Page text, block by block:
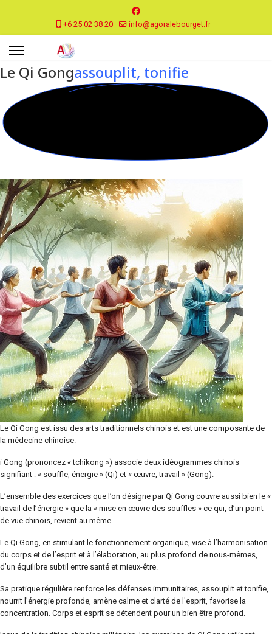
+6 25 02 38 20 info@agoralebourget.fr
Le Qi Gongassouplit, tonifie
Le Qi Gong est issu des arts traditionnels chinois et est une composante de
la médecine chinoise.
i Gong (prononcez « tchikong ») associe deux idéogrammes chinois
signifiant : « souffle, énergie » (Qi) et « œuvre, travail » (Gong).
L’ensemble des exercices que l’on désigne par Qi Gong couvre aussi bien le «
travail de l’énergie » que la « mise en œuvre des souffles » ce qui, d’un point
de vue chinois, revient au même.
Le Qi Gong, en stimulant le fonctionnement organique, vise à l’harmonisation
du corps et de l’esprit et à l’élaboration, au plus profond de nous-mêmes,
d’un équilibre subtil entre santé et mieux-être.
Sa pratique régulière renforce les défenses immunitaires, assouplit et tonifie,
nourrit l'énergie profonde, amène calme et clarté de l'esprit, favorise la
concentration. Corps et esprit se détendent pour un bien être profond.